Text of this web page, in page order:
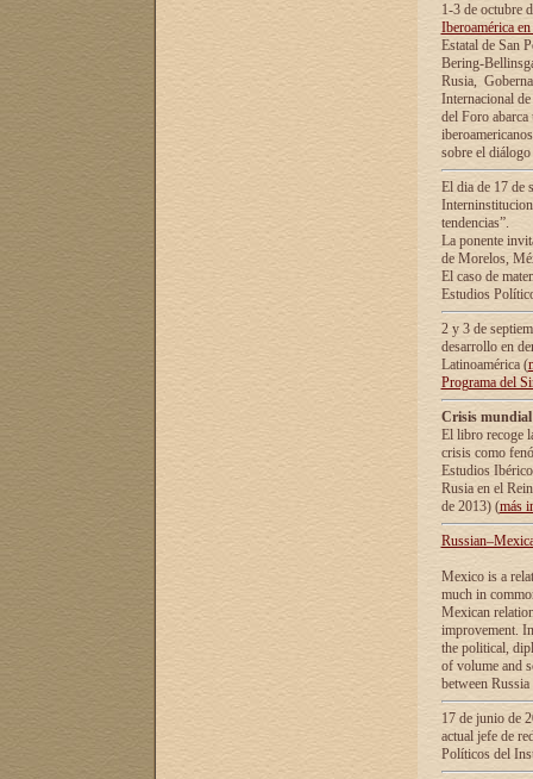
1-3 de octubre
Iberoamérica
Estatal de San
Bering-
Rusia,
Internacional
del Foro
sobre el
El dia de 17 de
tendencias”.
La ponente
de Morelos,
El caso de
Estudios
2 y 3 de
desarrollo en
Latinoamérica (
Programa del
Crisis
El libro recoge
crisis como
Estudios
Rusia en el
de 2013) (más
Mexico is a
much in
Mexican
improvement.
the political,
of volume and
between
17 de junio de
actual jefe de
Políticos del